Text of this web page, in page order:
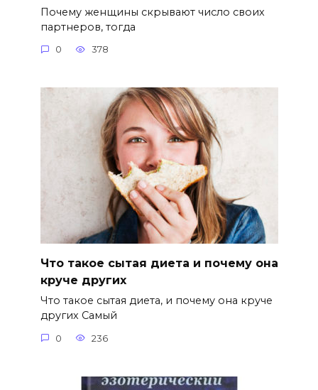
Почему женщины скрывают число своих
партнеров, тогда
0 378
Что такое сытая диета и почему она
круче других
Что такое сытая диета, и почему она круче
других Самый
0 236